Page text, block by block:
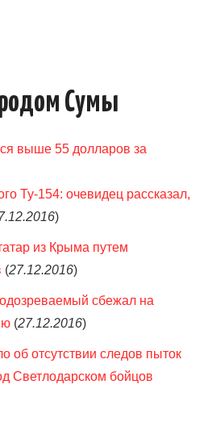
Сумы
выше 55 долларов за
Ту-154: очевидец рассказал,
)
из Крыма путем
(27.12.2016)
сбежал на
(27.12.2016)
об отсутствии следов пыток
Светлодарском бойцов